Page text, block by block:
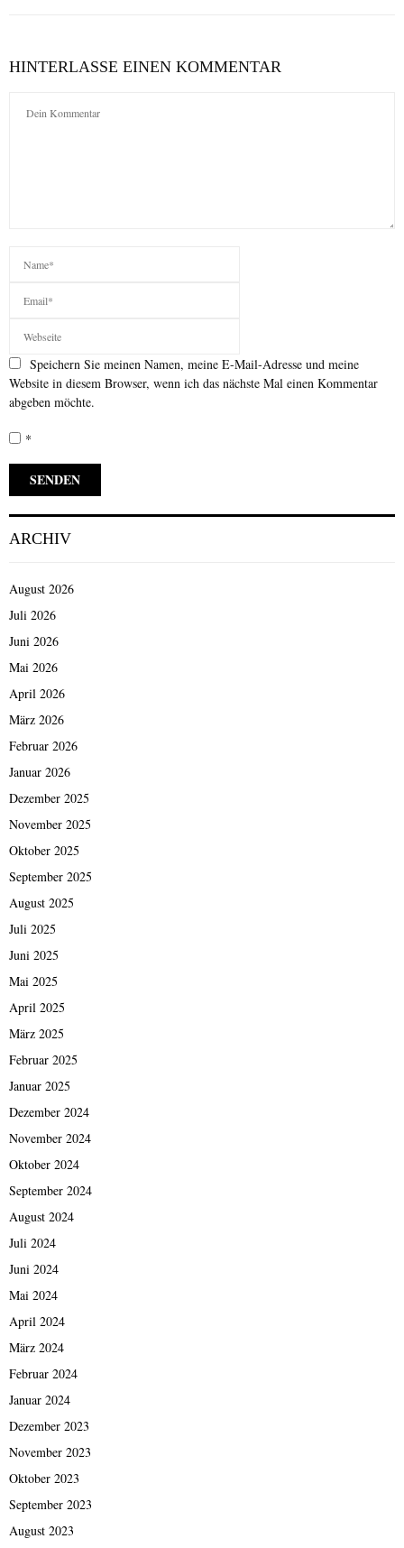
HINTERLASSE EINEN KOMMENTAR
Speichern Sie meinen Namen, meine E-Mail-Adresse und meine
Website in diesem Browser, wenn ich das nächste Mal einen Kommentar
abgeben möchte.
*
ARCHIV
August 2026
Juli 2026
Juni 2026
Mai 2026
April 2026
März 2026
Februar 2026
Januar 2026
Dezember 2025
November 2025
Oktober 2025
September 2025
August 2025
Juli 2025
Juni 2025
Mai 2025
April 2025
März 2025
Februar 2025
Januar 2025
Dezember 2024
November 2024
Oktober 2024
September 2024
August 2024
Juli 2024
Juni 2024
Mai 2024
April 2024
März 2024
Februar 2024
Januar 2024
Dezember 2023
November 2023
Oktober 2023
September 2023
August 2023